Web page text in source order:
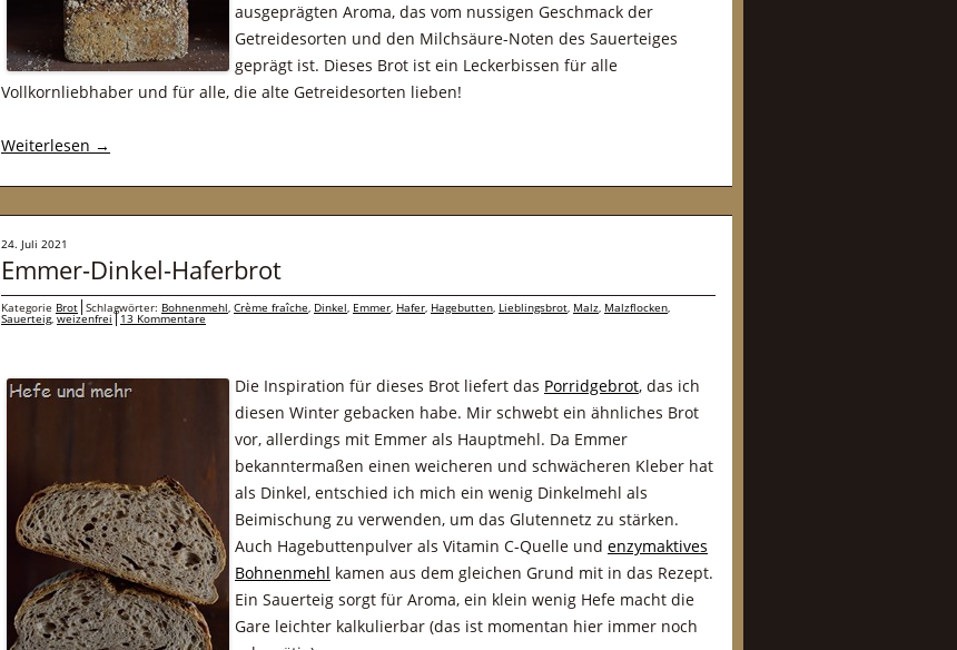
ausgeprägten Aroma, das vom nussigen Geschmack der
Getreidesorten und den Milchsäure-Noten des Sauerteiges
geprägt ist. Dieses Brot ist ein Leckerbissen für alle
Vollkornliebhaber und für alle, die alte Getreidesorten lieben!
Weiterlesen →
24. Juli 2021
Emmer-Dinkel-Haferbrot
Kategorie Brot Schlagwörter: Bohnenmehl, Crème fraîche, Dinkel, Emmer, Hafer, Hagebutten, Lieblingsbrot, Malz, Malzflocken,
Sauerteig,weizenfrei 13 Kommentare
Die Inspiration für dieses Brot liefert das Porridgebrot, das ich
diesen Winter gebacken habe. Mir schwebt ein ähnliches Brot
vor, allerdings mit Emmer als Hauptmehl. Da Emmer
bekanntermaßen einen weicheren und schwächeren Kleber hat
als Dinkel, entschied ich mich ein wenig Dinkelmehl als
Beimischung zu verwenden, um das Glutennetz zu stärken.
Auch Hagebuttenpulver als Vitamin C-Quelle und enzymaktives
Bohnenmehl kamen aus dem gleichen Grund mit in das Rezept.
Ein Sauerteig sorgt für Aroma, ein klein wenig Hefe macht die
Gare leichter kalkulierbar (das ist momentan hier immer noch